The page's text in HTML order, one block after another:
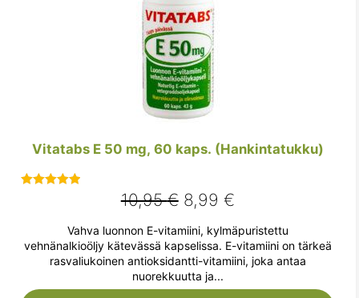
Vitatabs E 50 mg, 60 kaps. (Hankintatukku)
/ 5
10,95€ Alkuperäinen
hinta
oli:
10,95 €.
8,99 €Nykyinen
hinta
on:
8,99 €.
Vahva luonnon E-vitamiini, kylmäpuristettu
vehnänalkioöljy kätevässä kapselissa. E-vitamiini on tärkeä
rasvaliukoinen antioksidantti-vitamiini, joka antaa
nuorekkuutta ja...